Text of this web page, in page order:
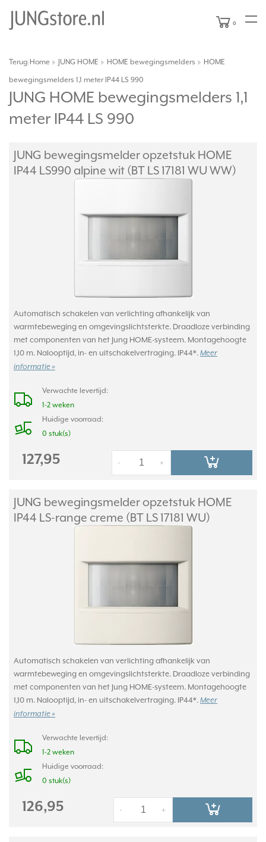
0
Terug Home JUNG HOME HOME bewegingsmelders HOME
bewegingsmelders 1,1 meter IP44 LS 990
JUNG HOME bewegingsmelders 1,1
meter IP44 LS 990
JUNG bewegingsmelder opzetstuk HOME
IP44 LS990 alpine wit (BT LS 17181 WU WW)
Automatisch schakelen van verlichting afhankelijk van
warmtebeweging en omgevingslichtsterkte. Draadloze verbinding
met componenten van het Jung HOME-systeem. Montagehoogte
1,10 m. Nalooptijd, in- en uitschakelvertraging. IP44*. Meer
informatie »
Verwachte levertijd:
1-2 weken
Huidige voorraad:
0 stuk(s)
127,95 +
-
JUNG bewegingsmelder opzetstuk HOME
IP44 LS-range creme (BT LS 17181 WU)
Automatisch schakelen van verlichting afhankelijk van
warmtebeweging en omgevingslichtsterkte. Draadloze verbinding
met componenten van het Jung HOME-systeem. Montagehoogte
1,10 m. Nalooptijd, in- en uitschakelvertraging. IP44*. Meer
informatie »
Verwachte levertijd:
1-2 weken
Huidige voorraad:
0 stuk(s)
126,95 +
-